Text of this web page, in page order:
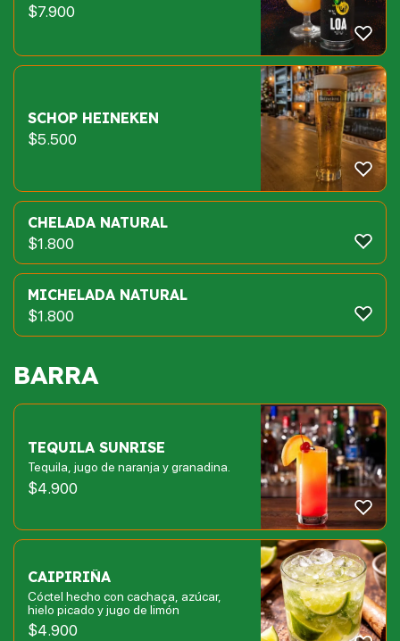
$7.900
SCHOP HEINEKEN
$5.500
CHELADA NATURAL
$1.800
MICHELADA NATURAL
$1.800
BARRA
TEQUILA SUNRISE
Tequila, jugo de naranja y granadina.
$4.900
CAIPIRIÑA
Cóctel hecho con cachaça, azúcar,
hielo picado y jugo de limón
$4.900